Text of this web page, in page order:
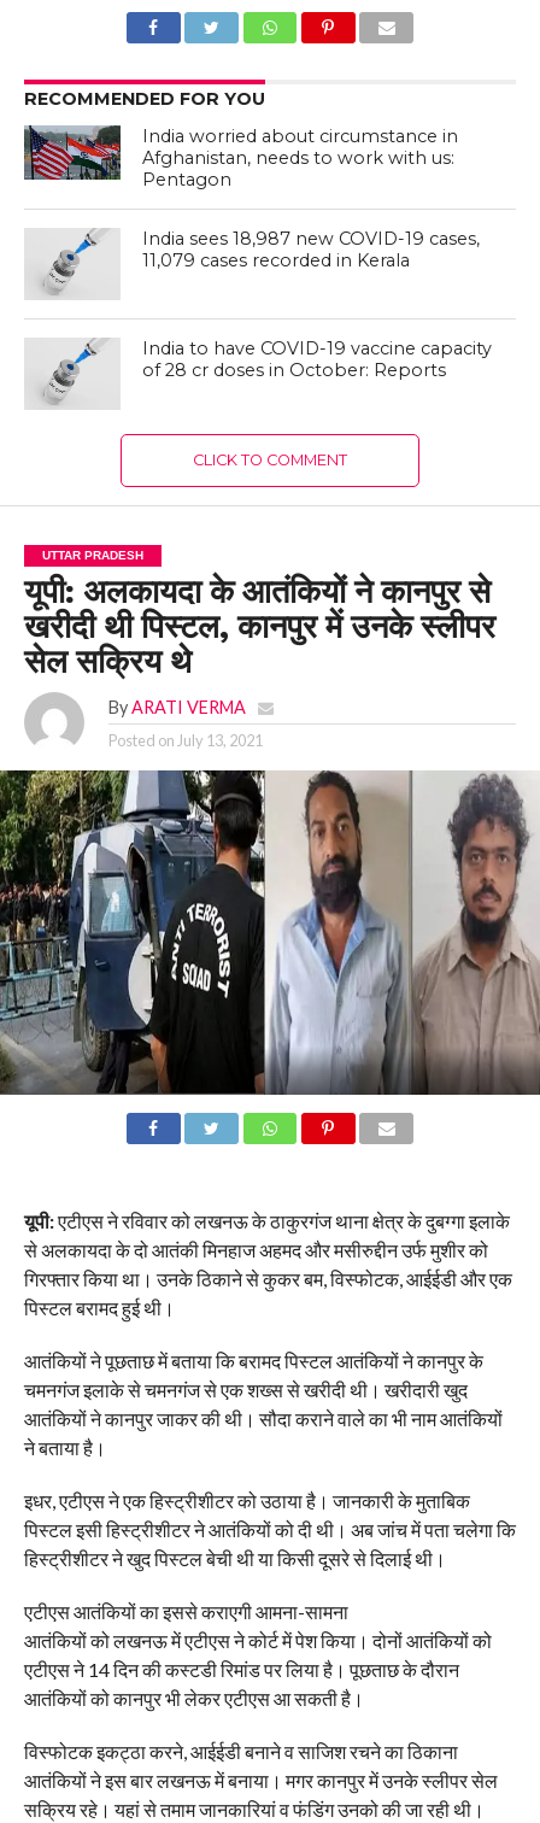
RECOMMENDED FOR YOU
India worried about circumstance in
Afghanistan, needs to work with us:
Pentagon
India sees 18,987 new COVID-19 cases,
11,079 cases recorded in Kerala
India to have COVID-19 vaccine capacity
of 28 cr doses in October: Reports
CLICK TO COMMENT
UTTAR PRADESH
यूपी: अलकायदा के आतंकियों ने कानपुर से
खरीदी थी पिस्टल, कानपुर में उनके स्लीपर
सेल सक्रिय थे
By ARATI VERMA
Posted on July 13, 2021
यूपी:एटीएस ने रविवार को लखनऊ के ठाकुरगंज थाना क्षेत्र के दुबग्गा इलाके
से अलकायदा के दो आतंकी मिनहाज अहमद और मसीरुद्दीन उर्फ मुशीर को
गिरफ्तार किया था। उनके ठिकाने से कुकर बम, विस्फोटक, आईईडी और एक
पिस्टल बरामद हुई थी।
आतंकियों ने पूछताछ में बताया कि बरामद पिस्टल आतंकियों ने कानपुर के
चमनगंज इलाके से चमनगंज से एक शख्स से खरीदी थी। खरीदारी खुद
आतंकियों ने कानपुर जाकर की थी। सौदा कराने वाले का भी नाम आतंकियों
ने बताया है।
इधर, एटीएस ने एक हिस्ट्रीशीटर को उठाया है। जानकारी के मुताबिक
पिस्टल इसी हिस्ट्रीशीटर ने आतंकियों को दी थी। अब जांच में पता चलेगा कि
हिस्ट्रीशीटर ने खुद पिस्टल बेची थी या किसी दूसरे से दिलाई थी।
एटीएस आतंकियों का इससे कराएगी आमना-सामना
आतंकियों को लखनऊ में एटीएस ने कोर्ट में पेश किया। दोनों आतंकियों को
एटीएस ने 14 दिन की कस्टडी रिमांड पर लिया है। पूछताछ के दौरान
आतंकियों को कानपुर भी लेकर एटीएस आ सकती है।
विस्फोटक इकट्ठा करने, आईईडी बनाने व साजिश रचने का ठिकाना
आतंकियों ने इस बार लखनऊ में बनाया। मगर कानपुर में उनके स्लीपर सेल
सक्रिय रहे। यहां से तमाम जानकारियां व फंडिंग उनको की जा रही थी।